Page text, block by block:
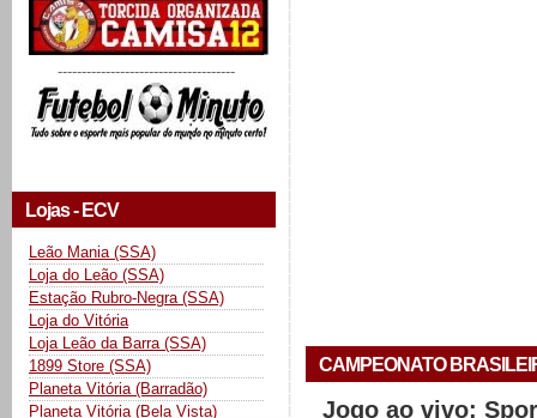
-------------------------------------
Lojas - ECV
Leão Mania (SSA)
Loja do Leão (SSA)
Estação Rubro-Negra (SSA)
Loja do Vitória
Loja Leão da Barra (SSA)
1899 Store (SSA)
Planeta Vitória (Barradão)
Planeta Vitória (Bela Vista)
CAMPEONATO
Jogo ao vivo: